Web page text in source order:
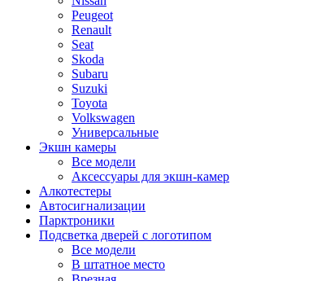
Peugeot
Renault
Seat
Skoda
Subaru
Suzuki
Toyota
Volkswagen
Универсальные
Экшн камеры
Все модели
Аксессуары для экшн-камер
Алкотестеры
Автосигнализации
Парктроники
Подсветка дверей с логотипом
Все модели
В штатное место